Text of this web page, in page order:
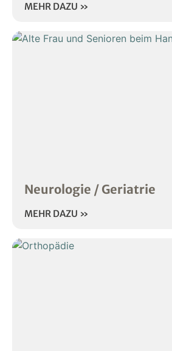
MEHR DAZU »
Neurologie / Geriatrie
MEHR DAZU »